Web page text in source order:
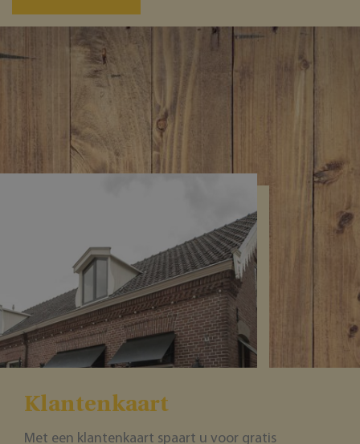
Klantenkaart
Met een klantenkaart spaart u voor gratis